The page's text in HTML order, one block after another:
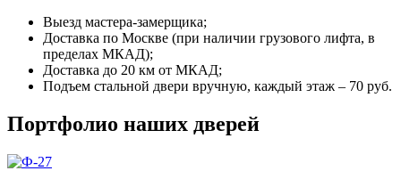
Выезд мастера-замерщика;
Доставка по Москве (при наличии грузового лифта, в
пределах МКАД);
Доставка до 20 км от МКАД;
Подъем стальной двери вручную, каждый этаж – 70 руб.
Портфолио наших дверей